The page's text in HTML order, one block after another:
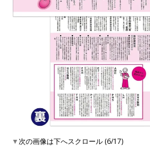
▼次の画像は下へスクロール (6/17)